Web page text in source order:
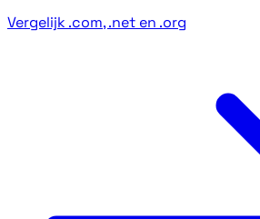
Vergelijk .com, .net en .org